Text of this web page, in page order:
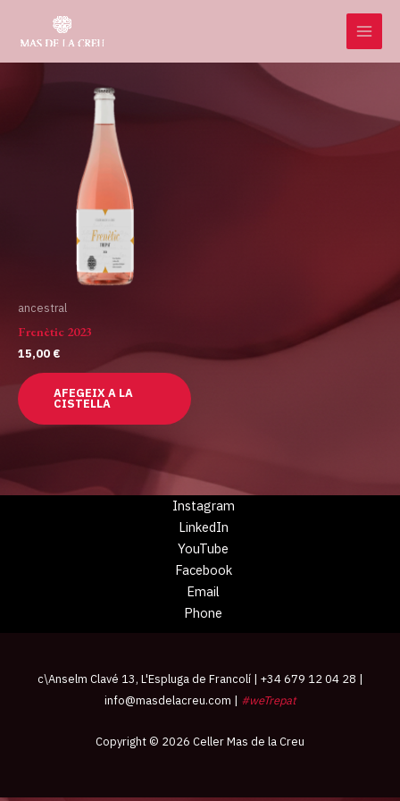
contingut
ancestral
Frenètic 2023
15,00 €
AFEGEIX A LA
CISTELLA
Instagram
LinkedIn
YouTube
Facebook
Email
Phone
c\Anselm Clavé 13, L'Espluga de Francolí | +34 679 12 04 28 |
info@masdelacreu.com | #weTrepat
Copyright © 2026 Celler Mas de la Creu